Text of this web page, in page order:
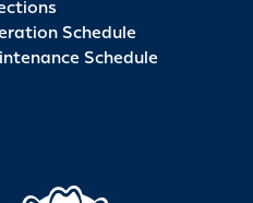
Schedule
Schedule